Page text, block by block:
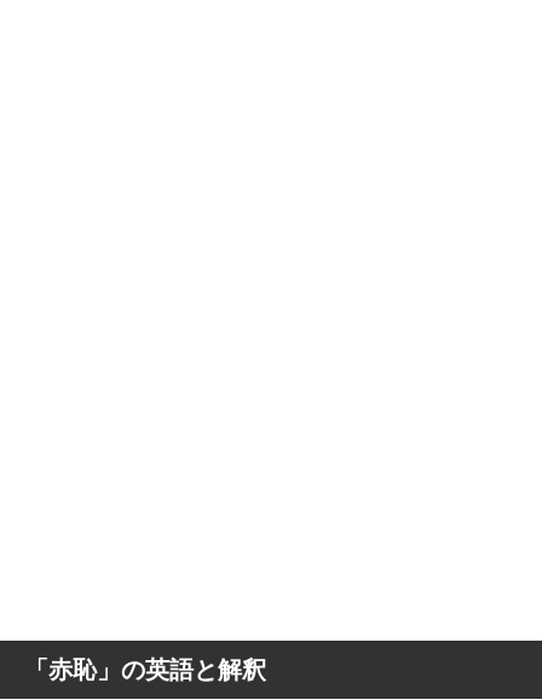
「赤恥」の英語と解釈